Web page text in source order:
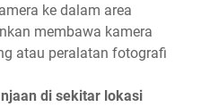
ke dalam area
membawa kamera
atau peralatan fotografi
di sekitar lokasi